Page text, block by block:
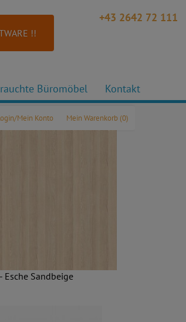
+43 2642 72 111
!!
Büromöbel Kontakt
Mein Warenkorb (0)
Mein Konto
Esche Sandbeige